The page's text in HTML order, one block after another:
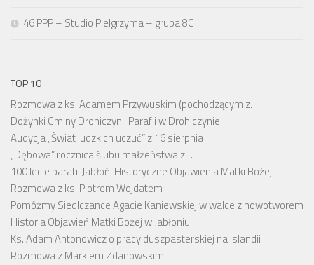
46 PPP – Studio Pielgrzyma – grupa 8C
TOP 10
Rozmowa z ks. Adamem Przywuskim (pochodzącym z…
Dożynki Gminy Drohiczyn i Parafii w Drohiczynie
Audycja „Świat ludzkich uczuć” z 16 sierpnia
„Dębowa” rocznica ślubu małżeństwa z…
100 lecie parafii Jabłoń. Historyczne Objawienia Matki Bożej
Rozmowa z ks. Piotrem Wojdatem
Pomóżmy Siedlczance Agacie Kaniewskiej w walce z nowotworem
Historia Objawień Matki Bożej w Jabłoniu
Ks. Adam Antonowicz o pracy duszpasterskiej na Islandii
Rozmowa z Markiem Zdanowskim